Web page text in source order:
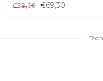
€99,00 €69,30
Toon